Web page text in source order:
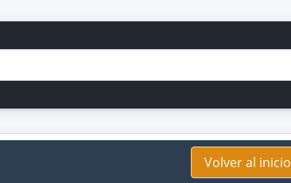
Volver al inicio